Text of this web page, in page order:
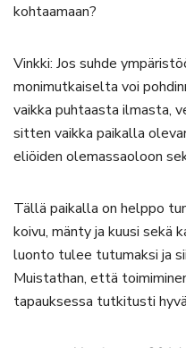
kohtaamaan?
Vinkki: Jos suhde
monimutkaiselta voi
vaikka puhtaasta ilmasta,
sitten vaikka paikalla
eliöiden olemassaoloon
Tällä paikalla on helppo
koivu, mänty ja kuusi sekä
luonto tulee tutumaksi ja
Muistathan, että
tapauksessa tutkitusti